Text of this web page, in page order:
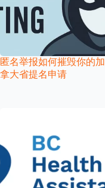
匿名举报如何摧毁你的加
拿大省提名申请